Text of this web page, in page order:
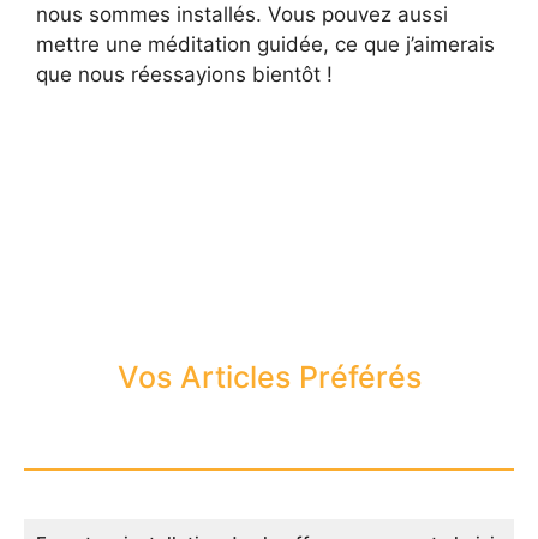
nous sommes installés. Vous pouvez aussi
mettre une méditation guidée, ce que j’aimerais
que nous réessayions bientôt !
Vos Articles Préférés